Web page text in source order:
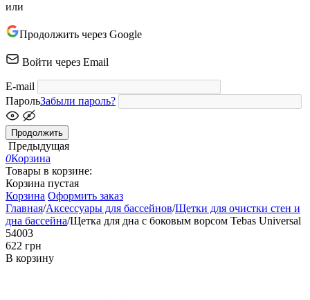
или
Продолжить через Google
Войти через Email
E-mail
ПарольЗабыли пароль?
Продолжить
Предыдущая
0Корзина
Товары в корзине:
Корзина пустая
Корзина Оформить заказ
Главная/Аксессуары для бассейнов/Щетки для очистки стен и
дна бассейна/Щетка для дна с боковым ворсом Tebas Universal
54003
‍622‍ грн
В корзину